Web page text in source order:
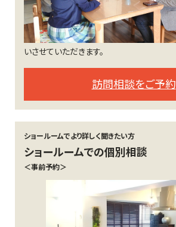
いさせていただきます。
訪問相談をご予約
ショールームでより詳しく聞きたい方
ショールームでの個別相談
＜事前予約＞